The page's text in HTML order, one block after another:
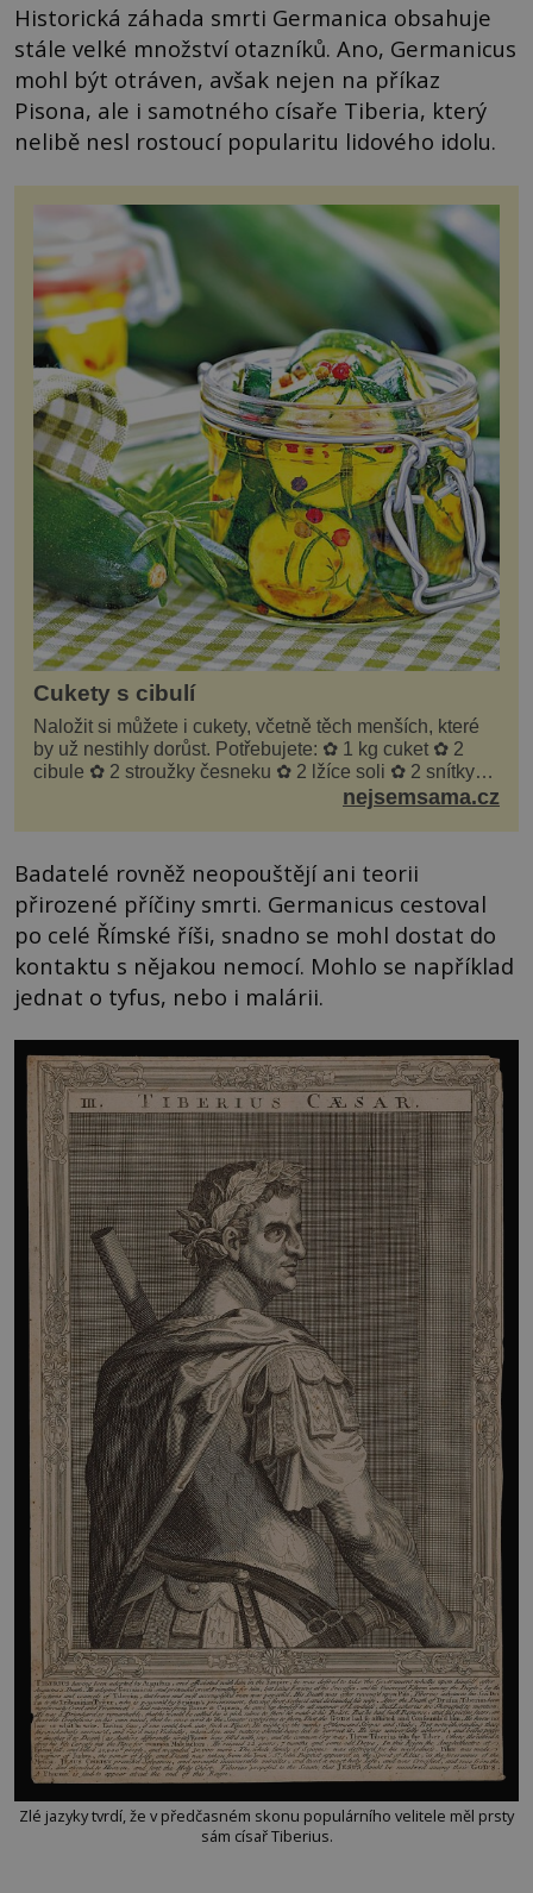
Historická záhada smrti Germanica obsahuje
stále velké množství otazníků. Ano, Germanicus
mohl být otráven, avšak nejen na příkaz
Pisona, ale i samotného císaře Tiberia, který
nelibě nesl rostoucí popularitu lidového idolu.
Cukety s cibulí
Naložit si můžete i cukety, včetně těch menších, které
by už nestihly dorůst. Potřebujete: ✿ 1 kg cuket ✿ 2
cibule ✿ 2 stroužky česneku ✿ 2 lžíce soli ✿ 2 snítky
kopru ✿ hrst petrželky Nálev: ✿ 400 m...nejsemsama.cz
Badatelé rovněž neopouštějí ani teorii
přirozené příčiny smrti. Germanicus cestoval
po celé Římské říši, snadno se mohl dostat do
kontaktu s nějakou nemocí. Mohlo se například
jednat o tyfus, nebo i malárii.
Zlé jazyky tvrdí, že v předčasném skonu populárního velitele měl prsty
sám císař Tiberius.